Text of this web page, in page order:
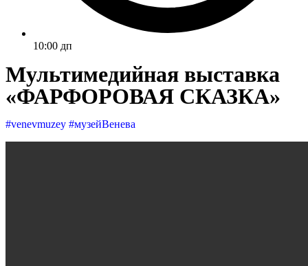
10:00 дп
Мультимедийная выставка
«ФАРФОРОВАЯ СКАЗКА»
#venevmuzey #музейВенева